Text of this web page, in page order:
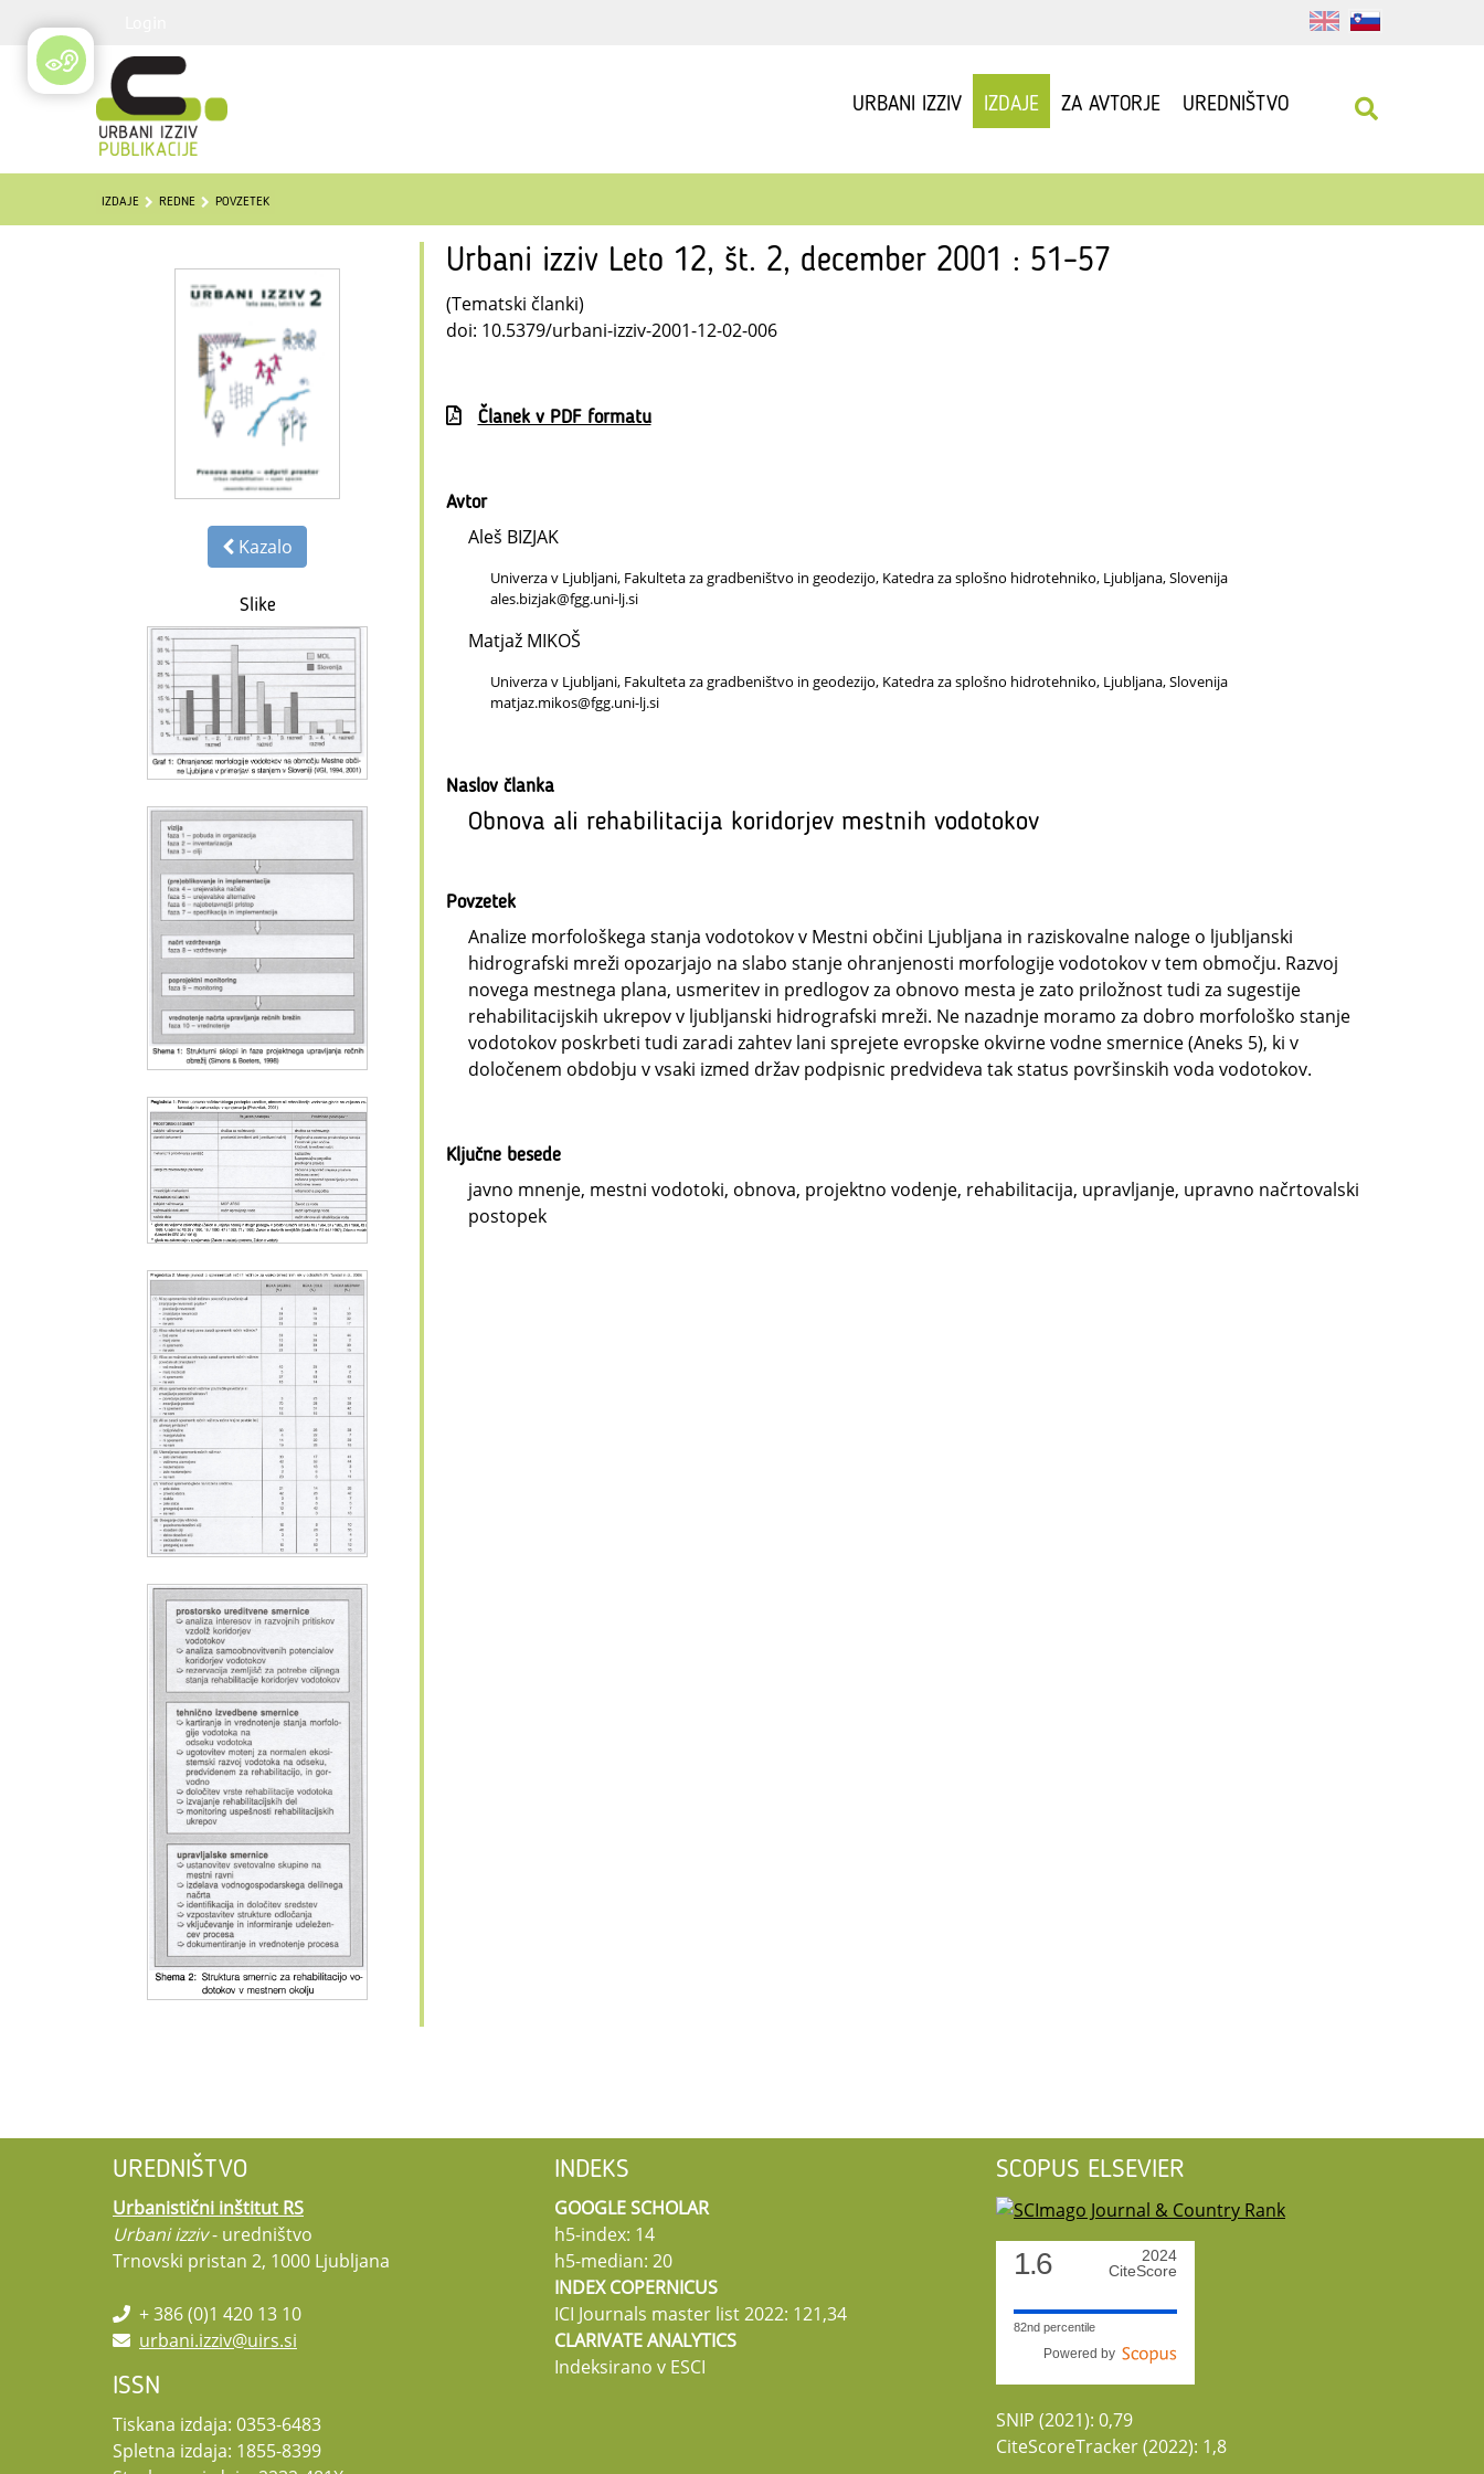
URBANI IZZIV IZDAJE ZA AVTORJE UREDNIŠTVO
IZDAJE REDNE POVZETEK
Kazalo
Slike
Urbani izziv Leto 12, št. 2, december 2001 : 51–57
(Tematski članki)
doi: 10.5379/urbani-izziv-2001-12-02-006
Članek v PDF formatu
Avtor
Aleš BIZJAK
Univerza v Ljubljani, Fakulteta za gradbeništvo in geodezijo, Katedra za splošno hidrotehniko, Ljubljana, Slovenija
ales.bizjak@fgg.uni-lj.si
Matjaž MIKOŠ
Univerza v Ljubljani, Fakulteta za gradbeništvo in geodezijo, Katedra za splošno hidrotehniko, Ljubljana, Slovenija
matjaz.mikos@fgg.uni-lj.si
Naslov članka
Obnova ali rehabilitacija koridorjev mestnih vodotokov
Povzetek
Analize morfološkega stanja vodotokov v Mestni občini Ljubljana in raziskovalne naloge o ljubljanski
hidrografski mreži opozarjajo na slabo stanje ohranjenosti morfologije vodotokov v tem območju. Razvoj
novega mestnega plana, usmeritev in predlogov za obnovo mesta je zato priložnost tudi za sugestije
rehabilitacijskih ukrepov v ljubljanski hidrografski mreži. Ne nazadnje moramo za dobro morfološko stanje
vodotokov poskrbeti tudi zaradi zahtev lani sprejete evropske okvirne vodne smernice (Aneks 5), ki v
določenem obdobju v vsaki izmed držav podpisnic predvideva tak status površinskih voda vodotokov.
Ključne besede
javno mnenje, mestni vodotoki, obnova, projektno vodenje, rehabilitacija, upravljanje, upravno načrtovalski
postopek
UREDNIŠTVO
Urbanistični inštitut RS
Urbani izziv- uredništvo
Trnovski pristan 2, 1000 Ljubljana
+ 386 (0)1 420 13 10
urbani.izziv@uirs.si
ISSN
Tiskana izdaja: 0353-6483
Spletna izdaja: 1855-8399
INDEKS
GOOGLE SCHOLAR
h5-index: 14
h5-median: 20
INDEX COPERNICUS
ICI Journals master list 2022: 121,34
CLARIVATE ANALYTICS
Indeksirano v ESCI
SCOPUS ELSEVIER
1.6
2024
CiteScore
82nd percentile
Powered by
SNIP (2021): 0,79
CiteScoreTracker (2022): 1,8